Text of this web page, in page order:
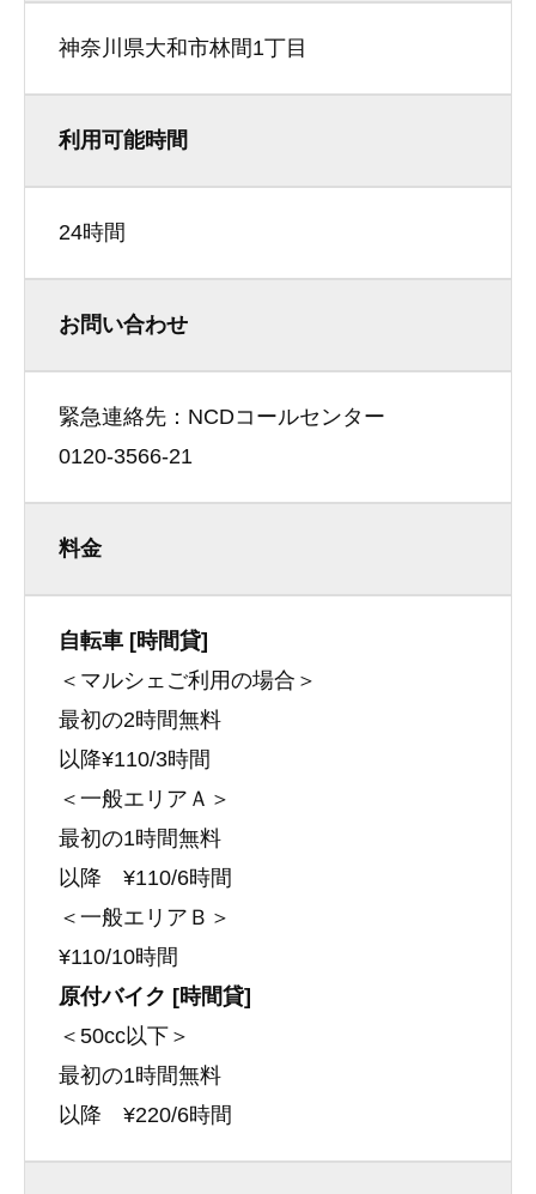
神奈川県大和市林間1丁目
利用可能時間
24時間
お問い合わせ
緊急連絡先：NCDコールセンター
0120-3566-21
料金
自転車 [時間貸]
＜マルシェご利用の場合＞
最初の2時間無料
以降¥110/3時間
＜一般エリアＡ＞
最初の1時間無料
以降 ¥110/6時間
＜一般エリアＢ＞
¥110/10時間
原付バイク [時間貸]
＜50cc以下＞
最初の1時間無料
以降 ¥220/6時間